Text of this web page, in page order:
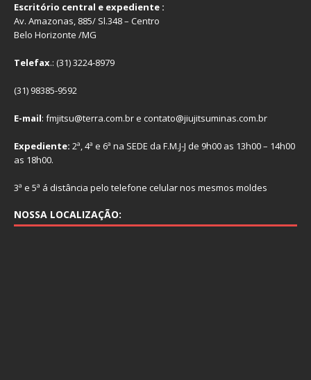
Escritório central e expediente :
Av. Amazonas, 885/ Sl.348 – Centro
Belo Horizonte /MG
Telefax.: (31) 3224-8979
(31) 98385-9592
E-mail: fmjitsu@terra.com.br e contato@jiujitsuminas.com.br
Expediente: 2ª, 4ª e 6ª na SEDE da F.M.J-J de 9h00 as 13h00 – 14h00
as 18h00.
3ª e 5ª á distância pelo telefone celular nos mesmos moldes
NOSSA LOCALIZAÇÃO: